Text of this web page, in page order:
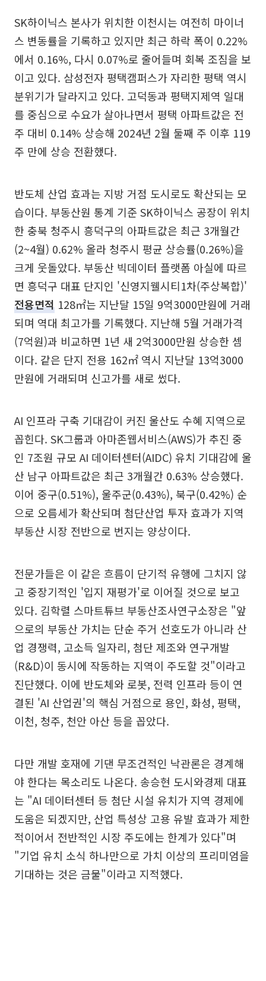
SK하이닉스 본사가 위치한 이천시는 여전히 마이너
스 변동률을 기록하고 있지만 최근 하락 폭이 0.22%
에서 0.16%, 다시 0.07%로 줄어들며 회복 조짐을 보
이고 있다. 삼성전자 평택캠퍼스가 자리한 평택 역시
분위기가 달라지고 있다. 고덕동과 평택지제역 일대
를 중심으로 수요가 살아나면서 평택 아파트값은 전
주 대비 0.14% 상승해 2024년 2월 둘째 주 이후 119
주 만에 상승 전환했다.
반도체 산업 효과는 지방 거점 도시로도 확산되는 모
습이다. 부동산원 통계 기준 SK하이닉스 공장이 위치
한 충북 청주시 흥덕구의 아파트값은 최근 3개월간
(2~4월) 0.62% 올라 청주시 평균 상승률(0.26%)을
크게 웃돌았다. 부동산 빅데이터 플랫폼 아실에 따르
면 흥덕구 대표 단지인 '신영지웰시티1차(주상복합)'
전용면적 128㎡는 지난달 15일 9억3000만원에 거래
되며 역대 최고가를 기록했다. 지난해 5월 거래가격
(7억원)과 비교하면 1년 새 2억3000만원 상승한 셈
이다. 같은 단지 전용 162㎡ 역시 지난달 13억3000
만원에 거래되며 신고가를 새로 썼다.
AI 인프라 구축 기대감이 커진 울산도 수혜 지역으로
꼽힌다. SK그룹과 아마존웹서비스(AWS)가 추진 중
인 7조원 규모 AI 데이터센터(AIDC) 유치 기대감에 울
산 남구 아파트값은 최근 3개월간 0.63% 상승했다.
이어 중구(0.51%), 울주군(0.43%), 북구(0.42%) 순
으로 오름세가 확산되며 첨단산업 투자 효과가 지역
부동산 시장 전반으로 번지는 양상이다.
전문가들은 이 같은 흐름이 단기적 유행에 그치지 않
고 중장기적인 '입지 재평가'로 이어질 것으로 보고
있다. 김학렬 스마트튜브 부동산조사연구소장은 "앞
으로의 부동산 가치는 단순 주거 선호도가 아니라 산
업 경쟁력, 고소득 일자리, 첨단 제조와 연구개발
(R&D)이 동시에 작동하는 지역이 주도할 것"이라고
진단했다. 이에 반도체와 로봇, 전력 인프라 등이 연
결된 'AI 산업권'의 핵심 거점으로 용인, 화성, 평택,
이천, 청주, 천안 아산 등을 꼽았다.
다만 개발 호재에 기댄 무조건적인 낙관론은 경계해
야 한다는 목소리도 나온다. 송승현 도시와경제 대표
는 "AI 데이터센터 등 첨단 시설 유치가 지역 경제에
도움은 되겠지만, 산업 특성상 고용 유발 효과가 제한
적이어서 전반적인 시장 주도에는 한계가 있다"며
"기업 유치 소식 하나만으로 가치 이상의 프리미엄을
기대하는 것은 금물"이라고 지적했다.